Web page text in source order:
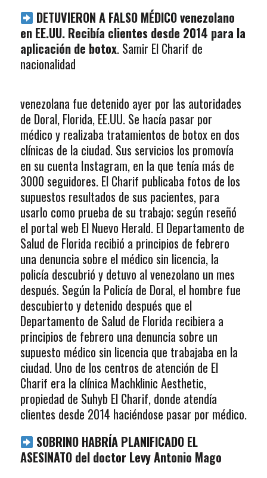
DETUVIERON A FALSO MÉDICO venezolano
en EE.UU. Recibía clientes desde 2014 para la
aplicación de botox. Samir El Charif de
nacionalidad
venezolana fue detenido ayer por las autoridades
de Doral, Florida, EE.UU. Se hacía pasar por
médico y realizaba tratamientos de botox en dos
clínicas de la ciudad. Sus servicios los promovía
en su cuenta Instagram, en la que tenía más de
3000 seguidores. El Charif publicaba fotos de los
supuestos resultados de sus pacientes, para
usarlo como prueba de su trabajo; según reseñó
el portal web El Nuevo Herald. El Departamento de
Salud de Florida recibió a principios de febrero
una denuncia sobre el médico sin licencia, la
policía descubrió y detuvo al venezolano un mes
después. Según la Policía de Doral, el hombre fue
descubierto y detenido después que el
Departamento de Salud de Florida recibiera a
principios de febrero una denuncia sobre un
supuesto médico sin licencia que trabajaba en la
ciudad. Uno de los centros de atención de El
Charif era la clínica Machklinic Aesthetic,
propiedad de Suhyb El Charif, donde atendía
clientes desde 2014 haciéndose pasar por médico.
SOBRINO HABRÍA PLANIFICADO EL
ASESINATO del doctor Levy Antonio Mago